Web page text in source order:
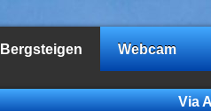
Bergsteigen Webcam
Via